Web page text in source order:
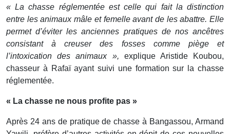
« La chasse réglementée est celle qui fait la distinction
entre les animaux mâle et femelle avant de les abattre. Elle
permet d’éviter les anciennes pratiques de nos ancêtres
consistant à creuser des fosses comme piège et
l’intoxication des animaux », explique Aristide Koubou,
chasseur à Rafaï ayant suivi une formation sur la chasse
réglementée.
« La chasse ne nous profite pas »
Après 24 ans de pratique de chasse à Bangassou, Armand